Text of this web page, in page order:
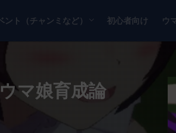
ント（チャンミなど）
ピオンズミーティング
オブヒーローズ
初心者向け ウ
マ娘育成論